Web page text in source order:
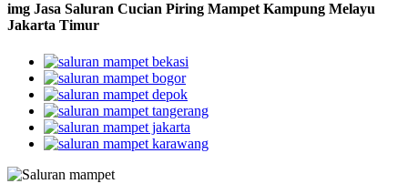
img Jasa Saluran Cucian Piring Mampet Kampung Melayu
Jakarta Timur